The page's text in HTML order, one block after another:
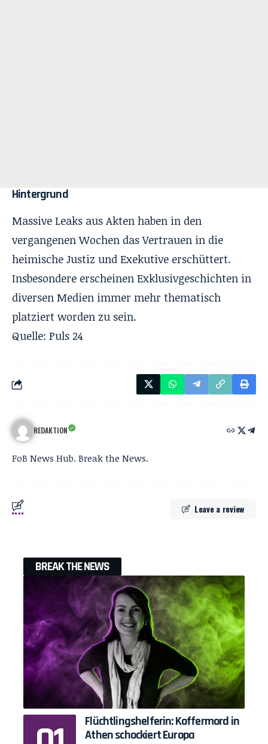
Hintergrund
Massive Leaks aus Akten haben in den
vergangenen Wochen das Vertrauen in die
heimische Justiz und Exekutive erschüttert.
Insbesondere erscheinen Exklusivgeschichten in
diversen Medien immer mehr thematisch
platziert worden zu sein.
Quelle: Puls 24
REDAKTION
FoB News Hub. Break the News.
Leave a review
BREAK THE NEWS
Flüchtlingshelferin: Koffermord in
Athen schockiert Europa